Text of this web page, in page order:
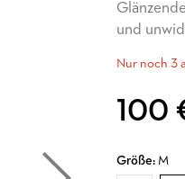
und
Nur noch 3
100
Größe: M